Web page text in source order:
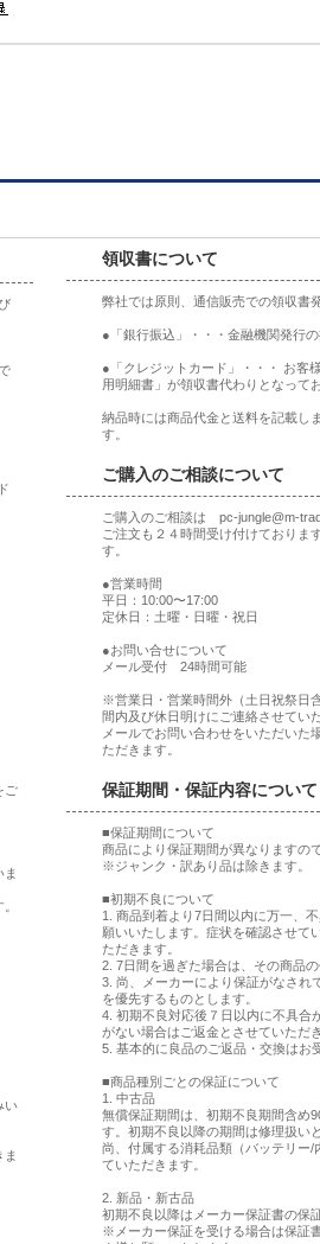
ご
い
領収書について
弊社では原則、通信販売での領収書
●「銀行振込」・・・金融機関発行
●「クレジットカード」・・・ お客
用明細書」が領収書代わりとなって
納品時には商品代金と送料を記載し
す。
ご購入のご相談について
ご購入のご相談は pc-jungle@m-
ご注文も２４時間受け付けておりま
す。
●営業時間
平日：10:00〜17:00
定休日：土曜・日曜・祝日
●お問い合せについて
メール受付 24時間可能
※営業日・営業時間外（土日祝祭日
間内及び休日明けにご連絡させてい
メールでお問い合わせをいただいた
ただきます。
保証期間・保証内容について
■保証期間について
商品により保証期間が異なりますの
※ジャンク・訳あり品は除きます。
■初期不良について
1. 商品到着より7日間以内に万一、
願いいたします。症状を確認させて
ただきます。
2. 7日間を過ぎた場合は、その商品
3. 尚、メーカーにより保証がなされ
を優先するものとします。
4. 初期不良対応後７日以内に不具合
がない場合はご返金とさせていただ
5. 基本的に良品のご返品・交換はお
■商品種別ごとの保証について
1. 中古品
無償保証期間は、初期不良期間含め
す。初期不良以降の期間は修理扱い
尚、付属する消耗品類（バッテリー
ていただきます。
2. 新品・新古品
初期不良以降はメーカー保証書の保
※メーカー保証を受ける場合は保証